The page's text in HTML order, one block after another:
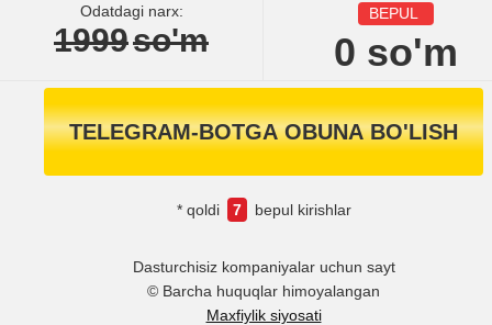
Odatdagi narx:
1999so'm
BEPUL
0 so'm
TELEGRAM-BOTGA OBUNA BO'LISH
* qoldi 7 bepul kirishlar
Dasturchisiz kompaniyalar uchun sayt
© Barcha huquqlar himoyalangan
Maxfiylik siyosati